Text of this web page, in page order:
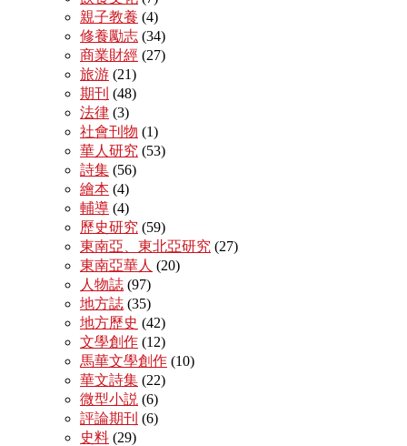
親子教養 (4)
修養勵志 (34)
商業財經 (27)
旅游 (21)
期刊 (48)
法律 (3)
社會刊物 (1)
華人研究 (53)
詩集 (56)
繪本 (4)
輔導 (4)
歷史研究 (59)
東南亞、東北亞研究 (27)
東南亞華人 (20)
人物誌 (97)
地方誌 (35)
地方歷史 (42)
文學創作 (12)
馬華文學創作 (10)
華文詩集 (22)
微型小説 (6)
評論期刊 (6)
史料 (29)